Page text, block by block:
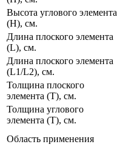
Высота углового элемента
(H), см.
Длина плоского элемента
(L), см.
Длина плоского элемента
(L1/L2), см.
Толщина плоского
элемента (T), см.
Толщина углового
элемента (T), см.
Область применения